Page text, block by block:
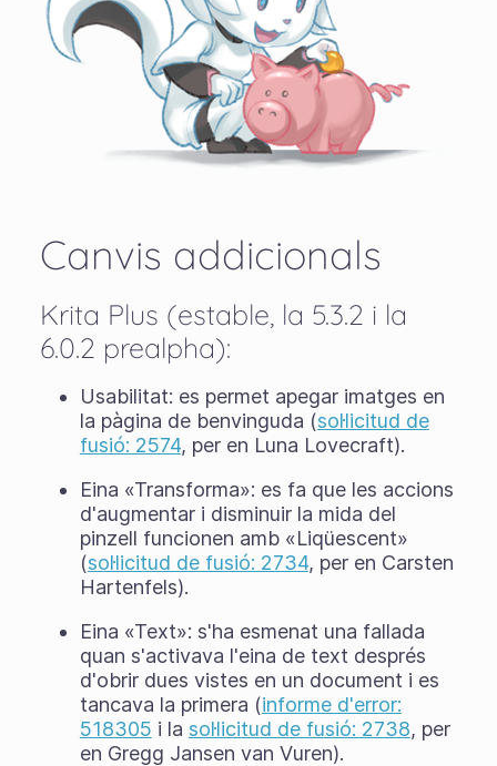
Canvis addicionals
Krita Plus (estable, la 5.3.2 i la
6.0.2 prealpha):
Usabilitat: es permet apegar imatges en
la pàgina de benvinguda (sol·licitud de
fusió: 2574, per en Luna Lovecraft).
Eina «Transforma»: es fa que les accions
d'augmentar i disminuir la mida del
pinzell funcionen amb «Liqüescent»
(sol·licitud de fusió: 2734, per en Carsten
Hartenfels).
Eina «Text»: s'ha esmenat una fallada
quan s'activava l'eina de text després
d'obrir dues vistes en un document i es
tancava la primera (informe d'error:
518305 i la sol·licitud de fusió: 2738, per
en Gregg Jansen van Vuren).